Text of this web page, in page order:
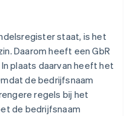
staat, is het
Daarom heeft een GbR
plaats daarvan heeft het
de bedrijfsnaam
regels bij het
de bedrijfsnaam